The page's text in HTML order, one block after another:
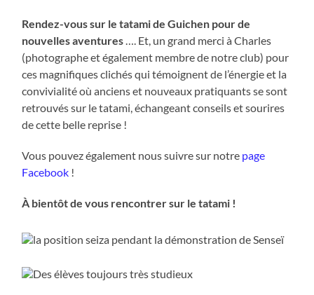
Rendez-vous sur le tatami de Guichen pour de
nouvelles aventures …. Et, un grand merci à Charles
(photographe et également membre de notre club) pour
ces magnifiques clichés qui témoignent de l’énergie et la
convivialité où anciens et nouveaux pratiquants se sont
retrouvés sur le tatami, échangeant conseils et sourires
de cette belle reprise !
Vous pouvez également nous suivre sur notre page
Facebook !
À bientôt de vous rencontrer sur le tatami !